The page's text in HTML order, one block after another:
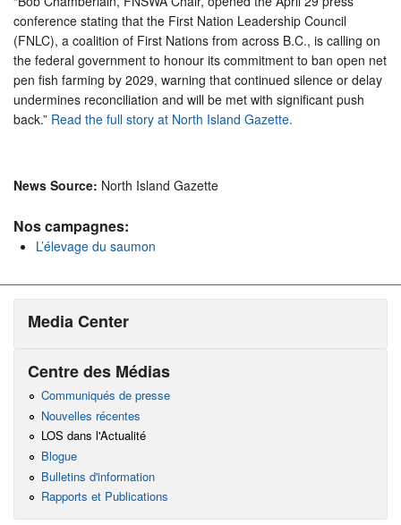
conference stating that the First Nation Leadership Council
(FNLC), a coalition of First Nations from across B.C., is calling on
the federal government to honour its commitment to ban open net
pen fish farming by 2029, warning that continued silence or delay
undermines reconciliation and will be met with significant push
back.” Read the full story at North Island Gazette.
News Source: North Island Gazette
Nos campagnes:
L’élevage du saumon
Media Center
Centre des Médias
Communiqués de presse
Nouvelles récentes
LOS dans l'Actualité
Blogue
Bulletins d'information
Rapports et Publications